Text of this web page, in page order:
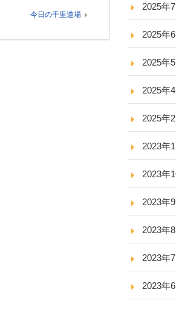
今日の千里道場
2025年7
2025年6
2025年5
2025年4
2025年2
2023年
2023年
2023年9
2023年8
2023年7
2023年6